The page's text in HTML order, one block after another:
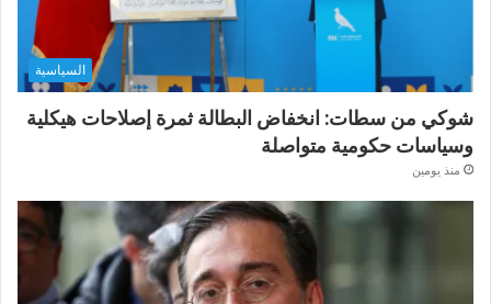
السياسية
شوكي من سطات: انخفاض البطالة ثمرة إصلاحات هيكلية
وسياسات حكومية متواصلة
منذ يومين